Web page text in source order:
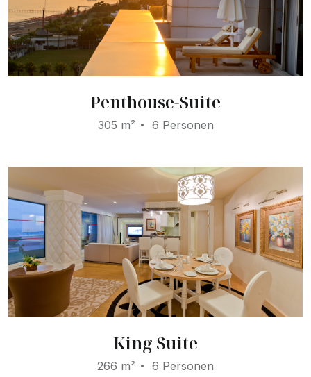
Penthouse-Suite
305 m² 6 Personen
King Suite
266 m² 6 Personen